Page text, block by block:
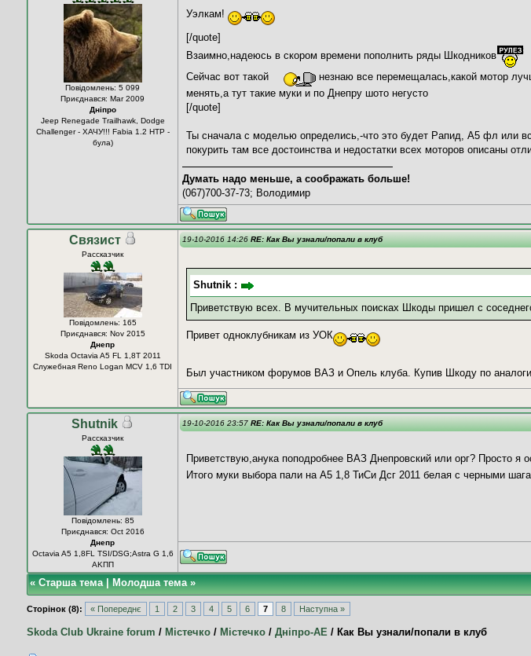
Повідомлень: 5 099
Приєднався: Mar 2009
Дніпро
Jeep Renegade Trailhawk, Dodge
Challenger - ХАЧУ!!! Fabia 1.2 HTP -
була)
Уэлкам!
[/quote]
Взаимно,надеюсь в скором времени пополнить ряды Шкодников
Сейчас вот такой
незнаю все перемещалась,какой мотор
менять,а тут такие муки и по Днепру шото негусто
[/quote]
Ты сначала с моделью определись,-что это будет Рапид, А5 фл или
покурить там все достоинства и недостатки всех моторов описаны
Думать надо меньше, а соображать больше!
(067)700-37-73; Володимир
Связист
Рассказчик
Повідомлень: 165
Приєднався: Nov 2015
Днепр
Skoda Octavia A5 FL 1,8T 2011
Служебная Reno Logan MCV 1,6 TDI
19-10-2016 14:26 RE: Как Вы узнали/попали в клуб
Shutnik :
Приветствую всех. В мучительных поисках Шкоды пришел с
Привет одноклубникам из УОК
Был участником форумов ВАЗ и Опель клуба. Купив Шкоду по
Shutnik
Рассказчик
Повідомлень: 85
Приєднався: Oct 2016
Днепр
Octavia A5 1,8FL TSI/DSG;Astra G 1,6
AKПП
19-10-2016 23:57 RE: Как Вы узнали/попали в клуб
Приветствую,анука поподробнее ВАЗ Днепровский или орг? Просто
Итого муки выбора пали на А5 1,8 ТиСи Дсг 2011 белая с черными
«Старша тема|Молодша тема»
Сторінок (8): « Попереднє 1 2 3 4 5 6 7 8 Наступна »
Skoda Club Ukraine forum / Містечко/ Містечко/ Дніпро-АЕ / Как Вы узнали/попали в клуб